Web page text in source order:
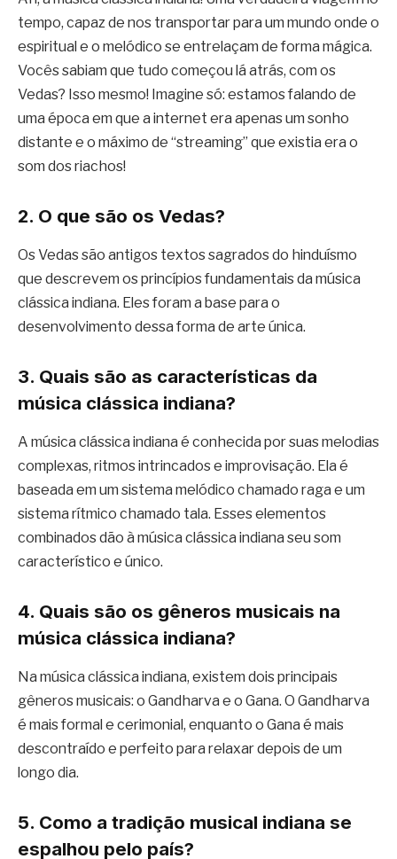
tempo, capaz de nos transportar para um mundo onde o
espiritual e o melódico se entrelaçam de forma mágica.
Vocês sabiam que tudo começou lá atrás, com os
Vedas? Isso mesmo! Imagine só: estamos falando de
uma época em que a internet era apenas um sonho
distante e o máximo de “streaming” que existia era o
som dos riachos!
2. O que são os Vedas?
Os Vedas são antigos textos sagrados do hinduísmo
que descrevem os princípios fundamentais da música
clássica indiana. Eles foram a base para o
desenvolvimento dessa forma de arte única.
3. Quais são as características da
música clássica indiana?
A música clássica indiana é conhecida por suas melodias
complexas, ritmos intrincados e improvisação. Ela é
baseada em um sistema melódico chamado raga e um
sistema rítmico chamado tala. Esses elementos
combinados dão à música clássica indiana seu som
característico e único.
4. Quais são os gêneros musicais na
música clássica indiana?
Na música clássica indiana, existem dois principais
gêneros musicais: o Gandharva e o Gana. O Gandharva
é mais formal e cerimonial, enquanto o Gana é mais
descontraído e perfeito para relaxar depois de um
longo dia.
5. Como a tradição musical indiana se
espalhou pelo país?